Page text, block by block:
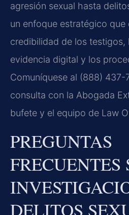
agresión sexual hasta
un enfoque estratégico que
credibilidad de los testigos,
evidencia digital y los
Comuníquese al (888) 437-
consulta con la Abogada
bufete y el equipo de Law
PREGUNTAS
FRECUENTES
DELITOS